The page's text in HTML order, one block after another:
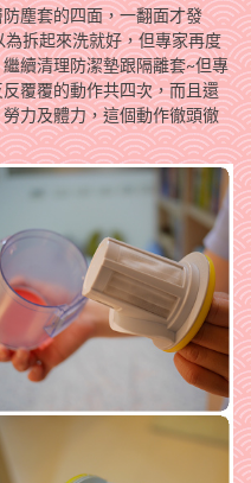
塵套的四面，一翻面才發
拆起來洗就好，但專家再度
續清理防潔墊跟隔離套~但專
覆覆的動作共四次，而且還
力及體力，這個動作徹頭徹